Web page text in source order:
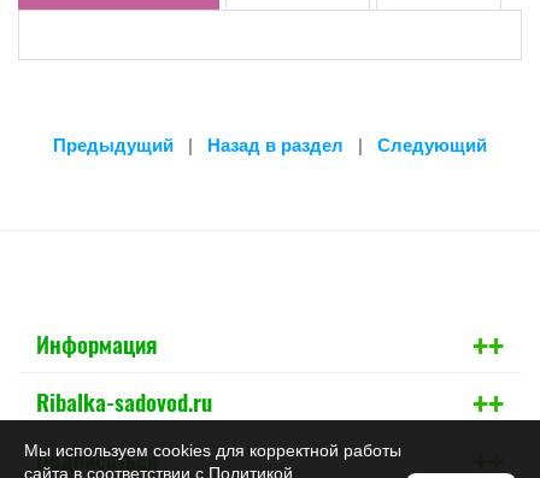
Предыдущий | Назад в раздел | Следующий
Информация +
+
Ribalka-sadovod.ru +
+
Подписаться +
+
Мы используем cookies для корректной работы
сайта в соответствии с Политикой